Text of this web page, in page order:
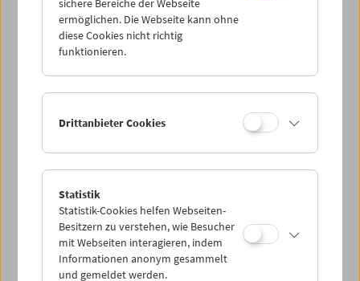
Do 9.2.
Sa 11.2.
PROGRAMM ÜBERBLICK
ermöglichen. Die Webseite kann ohne
diese Cookies nicht richtig
funktionieren.
Drittanbieter Cookies
Statistik
Statistik-Cookies helfen Webseiten-
Besitzern zu verstehen, wie Besucher
mit Webseiten interagieren, indem
Informationen anonym gesammelt
und gemeldet werden.